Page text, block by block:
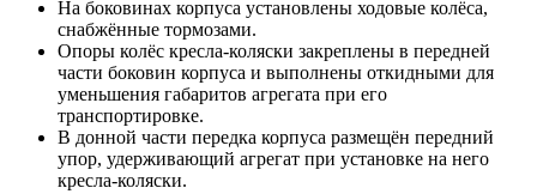
На боковинах корпуса установлены ходовые колёса,
снабжённые тормозами.
Опоры колёс кресла-коляски закреплены в передней
части боковин корпуса и выполнены откидными для
уменьшения габаритов агрегата при его
транспортировке.
В донной части передка корпуса размещён передний
упор, удерживающий агрегат при установке на него
кресла-коляски.